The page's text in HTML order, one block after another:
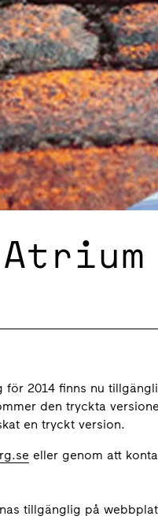
för 2014 finns nu
den tryckta
en tryckt version.
eller genom att
tillgänglig på